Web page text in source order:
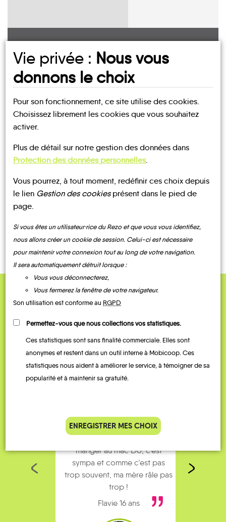
UN AVIS, UN TÉMOIGNAGE
À PARTAGER ?
Les infosMOBILITE
BUS BUS À LA
DEMANDE
TRAIN
QUELQUES
Témoignages
J’utilise Rezo Pouce pour aller
manger au mac Do, c’est
sympa et comme c’est pas
trop souvent, ma mère râle pas
trop !
Flavie 16 ans
mes
Vie privée : Nous vous
donnons le choix
Pour son fonctionnement, ce site utilise des cookies.
Choisissez librement les cookies que vous souhaitez
activer.
Plus de détail sur notre gestion des données dans
Protection des données personnelles.
Vous pourrez, à tout moment, redéfinir ces choix depuis
le lien Gestion des cookiesprésent dans le pied de
page.
Si vous êtes un utilisateur·rice du Rezo et que vous vous identifiez,
nous allons créer un cookie de session. Celui-ci est nécessaire
pour maintenir votre connexion tout au long de votre navigation.
Il sera automatiquement détruit lorsque :
Vous vous déconnecterez,
Vous fermerez la fenêtre de votre navigateur.
Son utilisation est conforme au RGPD
Permettez-vous que nous collections vos statistiques.
Ces statistiques sont sans finalité commerciale. Elles sont
anonymes et restent dans un outil interne à Mobicoop. Ces
statistiques nous aident à améliorer le service, à témoigner de sa
popularité et à maintenir sa gratuité.
ENREGISTRER MES CHOIX